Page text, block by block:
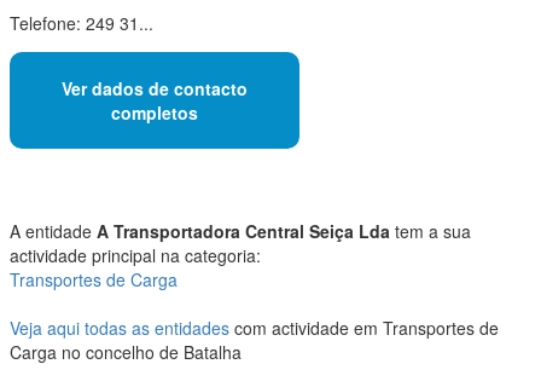
Telefone: 249 31...
Ver dados de contacto
completos
A entidade A Transportadora Central Seiça Lda tem a sua
actividade principal na categoria:
Transportes de Carga
Veja aqui todas as entidades com actividade em Transportes de
Carga no concelho de Batalha